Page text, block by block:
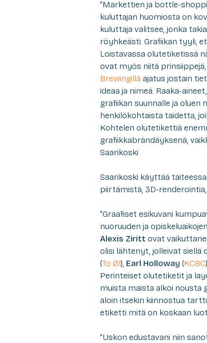
”Markettien ja bottle-
kuluttajan huomiosta on
kuluttaja valitsee, jonka
röyhkeästi. Grafiikan tyyli,
Loistavassa olutetiketissä
ovat myös niitä
Brewingillä ajatus jostain
ideaa ja nimeä. Raaka-
grafiikan suunnalle ja oluen
henkilökohtaista taidetta,
Kohtelen olutetikettiä
grafiikkabrändäyksenä,
Saarikoski
Saarikoski käyttää
piirtämistä, 3D-
”Graafiset esikuvani
nuoruuden ja
Alexis Ziritt ovat
olisi lähtenyt, jolleivat siellä
(To Øl), Earl Holloway (KCBC
Perinteiset olutetiketit ja
muista maista alkoi nousta
aloin itsekin kiinnostua
etiketti mitä on koskaan
”Uskon edustavani niin